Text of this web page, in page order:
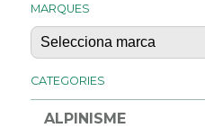
MARQUES
CATEGORIES
ALPINISME